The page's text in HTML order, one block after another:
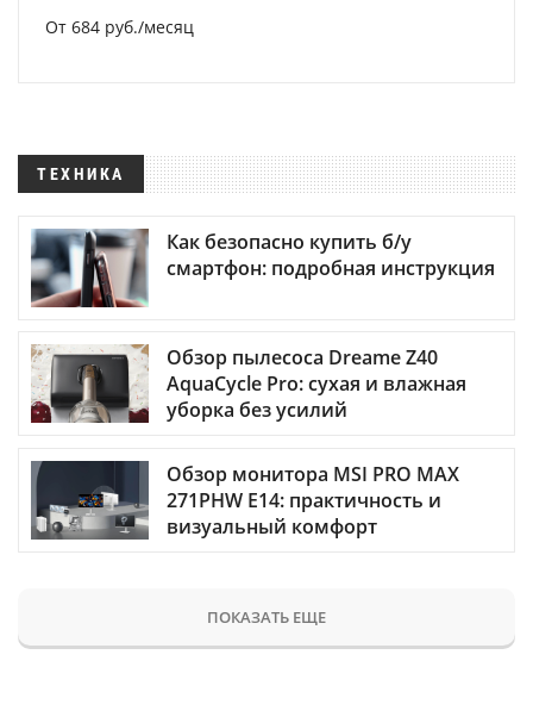
От 684 руб./месяц
ТЕХНИКА
Как безопасно купить б/у
смартфон: подробная инструкция
Обзор пылесоса Dreame Z40
AquaCycle Pro: сухая и влажная
уборка без усилий
Обзор монитора MSI PRO MAX
271PHW E14: практичность и
визуальный комфорт
ПОКАЗАТЬ ЕЩЕ